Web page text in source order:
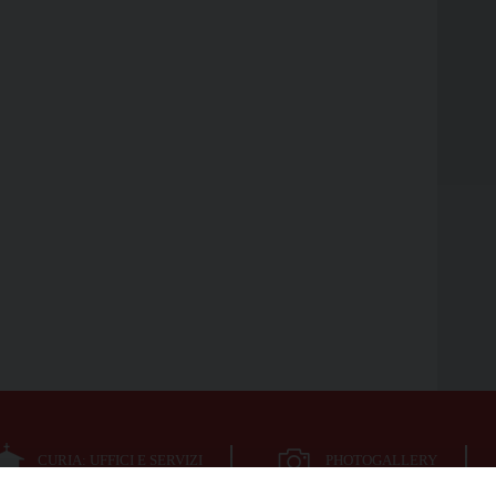
CURIA: UFFICI E SERVIZI PHOTOGALLERY